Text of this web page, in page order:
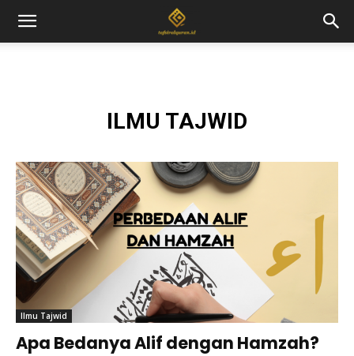
ILMU TAJWID
Ilmu Tajwid
Apa Bedanya Alif dengan Hamzah?